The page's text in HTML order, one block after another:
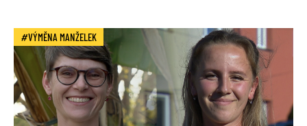
VÝMĚNA MANŽELEK